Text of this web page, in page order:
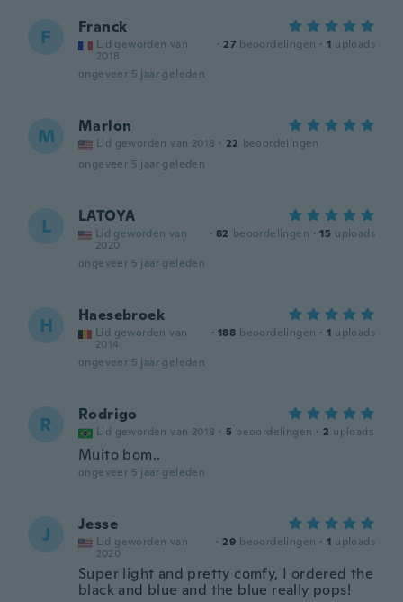
F Franck
Lid geworden van
2018
· 27 beoordelingen · 1 uploads
ongeveer 5 jaar geleden
M Marlon
Lid geworden van 2018 · 22 beoordelingen
ongeveer 5 jaar geleden
L LATOYA
Lid geworden van
2020
· 82 beoordelingen · 15 uploads
ongeveer 5 jaar geleden
H Haesebroek
Lid geworden van
2014
· 188 beoordelingen · 1 uploads
ongeveer 5 jaar geleden
R Rodrigo
Lid geworden van 2018 · 5 beoordelingen · 2 uploads
Muito bom..
ongeveer 5 jaar geleden
J Jesse
Lid geworden van
2020
· 29 beoordelingen · 1 uploads
Super light and pretty comfy, I ordered the
black and blue and the blue really pops!